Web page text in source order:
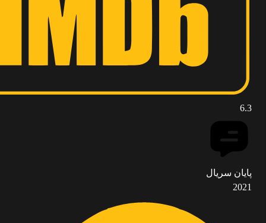
6.3
پایان سریال
2021